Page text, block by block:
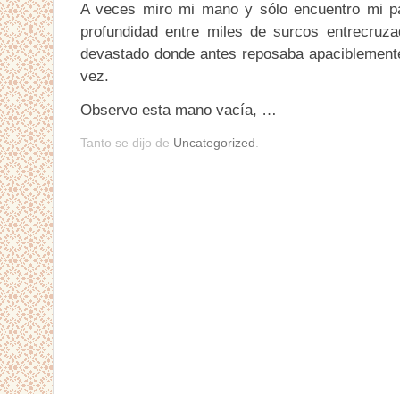
A veces miro mi mano y sólo encuentro mi
profundidad entre miles de surcos
devastado donde antes reposaba
vez.
Observo esta mano vacía, …
Tanto se dijo de Uncategorized